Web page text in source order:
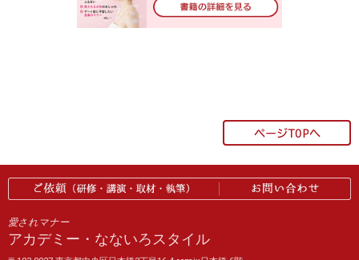
愛されマナー
アカデミー・なないろスタイル